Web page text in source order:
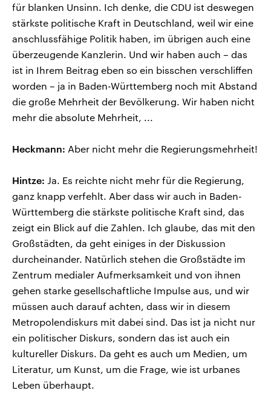
für blanken Unsinn. Ich denke, die CDU ist deswegen
stärkste politische Kraft in Deutschland, weil wir eine
anschlussfähige Politik haben, im übrigen auch eine
überzeugende Kanzlerin. Und wir haben auch – das
ist in Ihrem Beitrag eben so ein bisschen verschliffen
worden – ja in Baden-Württemberg noch mit Abstand
die große Mehrheit der Bevölkerung. Wir haben nicht
mehr die absolute Mehrheit, ...
Heckmann: Aber nicht mehr die Regierungsmehrheit!
Hintze: Ja. Es reichte nicht mehr für die Regierung,
ganz knapp verfehlt. Aber dass wir auch in Baden-
Württemberg die stärkste politische Kraft sind, das
zeigt ein Blick auf die Zahlen. Ich glaube, das mit den
Großstädten, da geht einiges in der Diskussion
durcheinander. Natürlich stehen die Großstädte im
Zentrum medialer Aufmerksamkeit und von ihnen
gehen starke gesellschaftliche Impulse aus, und wir
müssen auch darauf achten, dass wir in diesem
Metropolendiskurs mit dabei sind. Das ist ja nicht nur
ein politischer Diskurs, sondern das ist auch ein
kultureller Diskurs. Da geht es auch um Medien, um
Literatur, um Kunst, um die Frage, wie ist urbanes
Leben überhaupt.